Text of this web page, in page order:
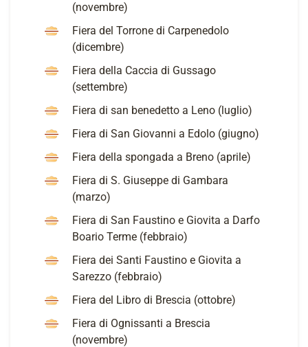
(novembre)
Fiera del Torrone di Carpenedolo
(dicembre)
Fiera della Caccia di Gussago
(settembre)
Fiera di san benedetto a Leno (luglio)
Fiera di San Giovanni a Edolo (giugno)
Fiera della spongada a Breno (aprile)
Fiera di S. Giuseppe di Gambara
(marzo)
Fiera di San Faustino e Giovita a Darfo
Boario Terme (febbraio)
Fiera dei Santi Faustino e Giovita a
Sarezzo (febbraio)
Fiera del Libro di Brescia (ottobre)
Fiera di Ognissanti a Brescia
(novembre)